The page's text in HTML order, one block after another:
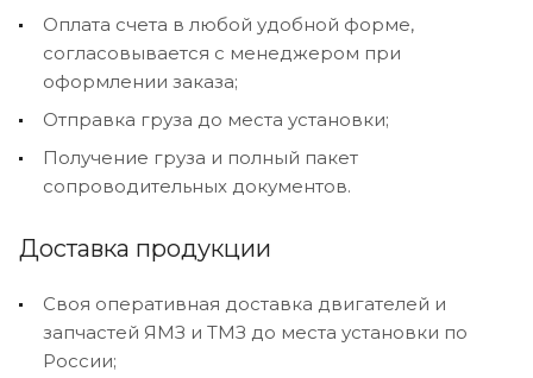
Оплата счета в любой удобной форме,
согласовывается с менеджером при
оформлении заказа;
Отправка груза до места установки;
Получение груза и полный пакет
сопроводительных документов.
Доставка продукции
Своя оперативная доставка двигателей и
запчастей ЯМЗ и ТМЗ до места установки по
России;